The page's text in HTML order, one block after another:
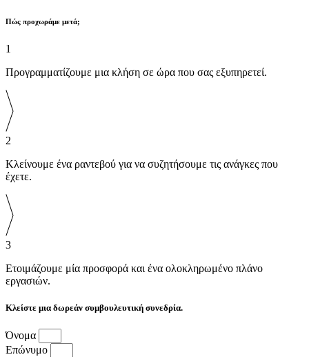
Πώς προχωράμε μετά;
1
Προγραμματίζουμε μια κλήση σε ώρα που σας εξυπηρετεί.
2
Κλείνουμε ένα ραντεβού για να συζητήσουμε τις ανάγκες που
έχετε.
3
Ετοιμάζουμε μία προσφορά και ένα ολοκληρωμένο πλάνο
εργασιών.
Κλείστε μια δωρεάν συμβουλευτική συνεδρία.
Όνομα
Επώνυμο